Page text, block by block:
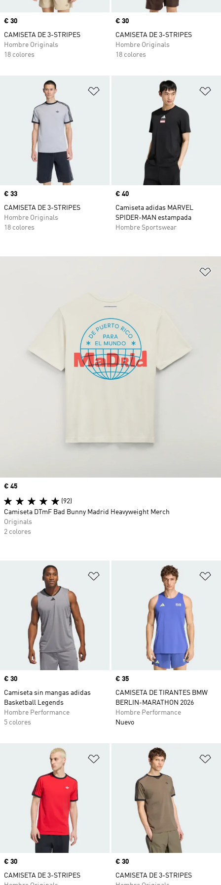
Precio
€ 30
CAMISETA DE 3-STRIPES
Hombre Originals
18 colores
Precio
€ 30
CAMISETA DE 3-STRIPES
Hombre Originals
18 colores
Añadir a la lista de deseos
Precio
€ 33
CAMISETA DE 3-STRIPES
Hombre Originals
18 colores
Precio
€ 40
Camiseta adidas MARVEL
SPIDER-MAN estampada
Hombre Sportswear
Añadir a la lista de deseos
Precio
€ 30
Camiseta sin mangas adidas
Basketball Legends
Hombre Performance
5 colores
Precio
€ 35
CAMISETA DE TIRANTES BMW
BERLIN-MARATHON 2026
Hombre Performance
Nuevo
Añadir a la lista de deseos
Precio
€ 30
CAMISETA DE 3-STRIPES
Precio
€ 30
CAMISETA DE 3-STRIPES
Precio
€ 45
(92)
Camiseta DTmF Bad Bunny Madrid Heavyweight Merch
Originals
2 colores